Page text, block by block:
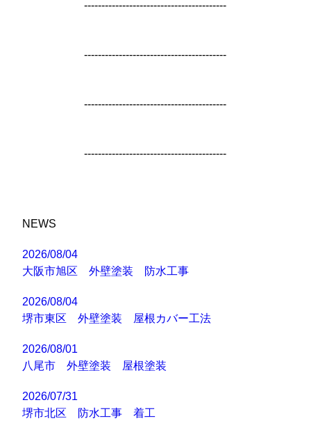
-----------------------------------------
-----------------------------------------
-----------------------------------------
-----------------------------------------
NEWS
2026/08/04
大阪市旭区 外壁塗装 防水工事
2026/08/04
堺市東区 外壁塗装 屋根カバー工法
2026/08/01
八尾市 外壁塗装 屋根塗装
2026/07/31
堺市北区 防水工事 着工